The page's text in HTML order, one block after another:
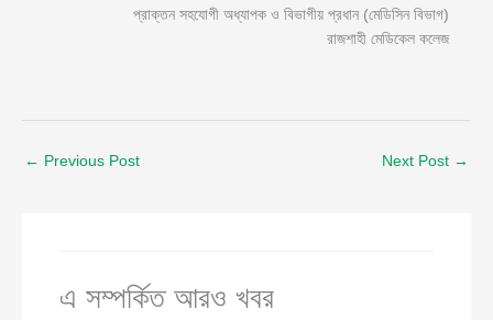
প্রাক্তন সহযোগী অধ্যাপক ও বিভাগীয় প্রধান (মেডিসিন বিভাগ)
রাজশাহী মেডিকেল কলেজ
← Previous Post Next Post →
এ সম্পর্কিত আরও খবর